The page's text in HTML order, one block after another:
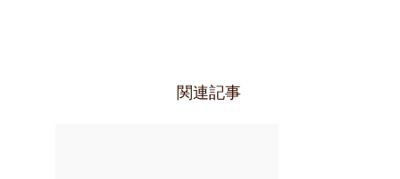
関連記事